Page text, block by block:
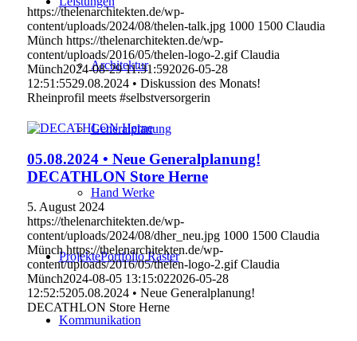
Architektur
Generalplanung
Hand Werke
ProjektePortfolio Raster
Kommunikation
https://thelenarchitekten.de/wp-
content/uploads/2024/08/thelen-talk.jpg 1000 1500 Claudia
Münch https://thelenarchitekten.de/wp-
content/uploads/2016/05/thelen-logo-2.gif Claudia
Münch2024-08-29 11:31:592026-05-28
12:51:5529.08.2024 • Diskussion des Monats!
Rheinprofil meets #selbstversorgerin
05.08.2024 • Neue Generalplanung!
DECATHLON Store Herne
5. August 2024
https://thelenarchitekten.de/wp-
content/uploads/2024/08/dher_neu.jpg 1000 1500 Claudia
Münch https://thelenarchitekten.de/wp-
content/uploads/2016/05/thelen-logo-2.gif Claudia
Münch2024-08-05 13:15:022026-05-28
12:52:5205.08.2024 • Neue Generalplanung!
DECATHLON Store Herne